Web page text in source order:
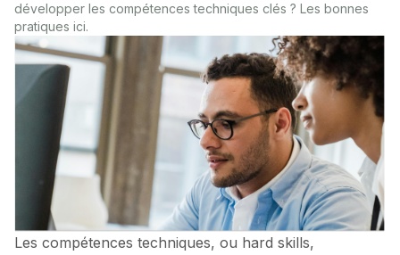
développer les compétences techniques clés ? Les bonnes
pratiques ici.
Les compétences techniques, ou hard skills,